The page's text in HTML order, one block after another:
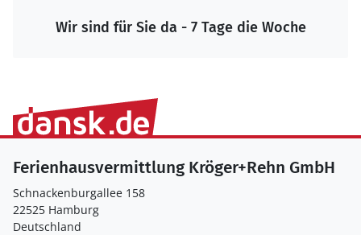
Wir sind für Sie da - 7 Tage die Woche
Ferienhausvermittlung Kröger+Rehn GmbH
Schnackenburgallee 158
22525 Hamburg
Deutschland